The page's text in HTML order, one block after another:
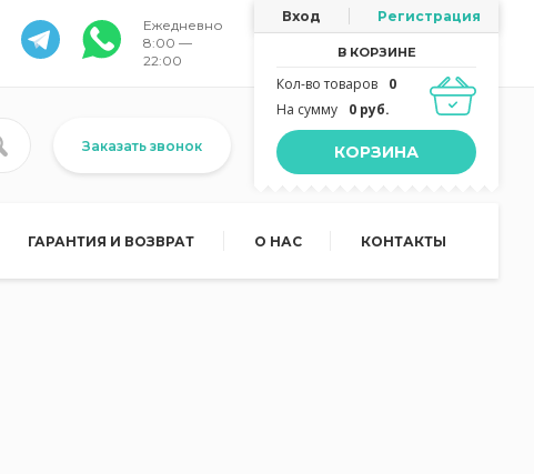
Ежедневно
8:00 —
22:00
Вход Регистрация
В КОРЗИНЕ
Кол-во товаров
0
На сумму
0 руб.
КОРЗИНА
Заказать звонок
ГАРАНТИЯ И ВОЗВРАТ О НАС КОНТАКТЫ